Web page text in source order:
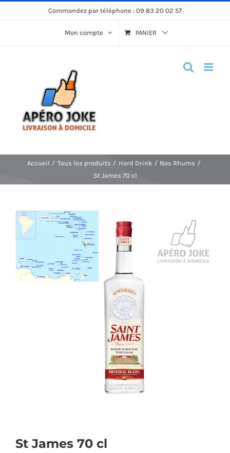
Commandez par téléphone : 09 83 20 02 57
Mon compte PANIER
Accueil Tous les produits Hard Drink
Nos Rhums
St James 70 cl
St James 70 cl